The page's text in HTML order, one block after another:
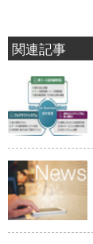
関連記事